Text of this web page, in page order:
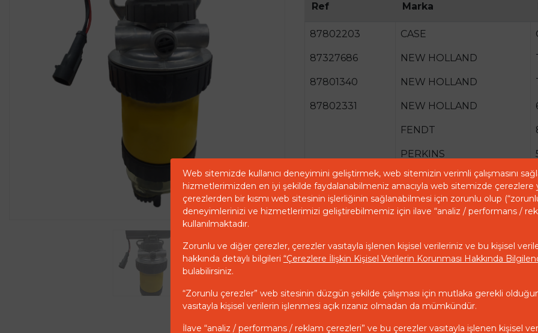
Ref Marka
87802203 CASE
87327686 NEW HOLLAND
87801340 NEW HOLLAND
87802331 NEW HOLLAND
FENDT
PERKINS
MD10325 VALTRA VALMET
Web sitemizde kullanıcı deneyimini geliştirmek, web sitemizin verimli çalışmasını
hizmetlerimizden en iyi şekilde faydalanabilmeniz amacıyla web sitemizde çerezlere
çerezlerden bir kısmı web sitesinin işlerliğinin sağlanabilmesi için zorunlu olup
deneyimlerinizi ve hizmetlerimizi geliştirebilmemiz için ilave “analiz / performans /
kullanılmaktadır.
Zorunlu ve diğer çerezler, çerezler vasıtayla işlenen kişisel verileriniz ve bu kişisel
hakkında detaylı bilgileri “Çerezlere İlişkin Kişisel Verilerin Korunması Hakkında
bulabilirsiniz.
“Zorunlu çerezler” web sitesinin düzgün şekilde çalışması için mutlaka gerekli
vasıtayla kişisel verilerin işlenmesi açık rızanız olmadan da mümkündür.
İlave “analiz / performans / reklam çerezleri” ve bu çerezler vasıtayla işlenen kişisel